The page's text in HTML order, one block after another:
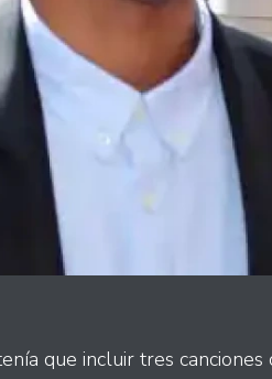
que incluir tres